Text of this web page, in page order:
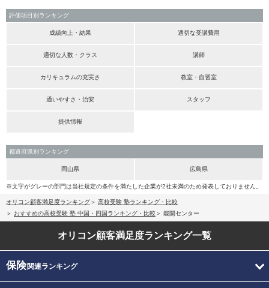
評価項目別ランキング
成績向上・結果 適切な受講費用
適切な人数・クラス 講師
カリキュラムの充実さ 教室・自習室
通いやすさ・治安 スタッフ
提供情報
都道府県別ランキング
岡山県 広島県
※文字がグレーの部門は当社規定の条件を満たした企業が2社未満のため発表しておりません。
オリコン顧客満足度ランキング
高校受験 塾ランキング・比較
おすすめの高校受験 塾 中国・四国ランキング・比較
能開センター
オリコン顧客満足度ランキング一覧
保険関連ランキング